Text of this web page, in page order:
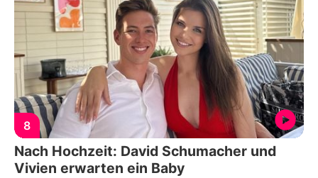
8
Nach Hochzeit: David Schumacher und
Vivien erwarten ein Baby